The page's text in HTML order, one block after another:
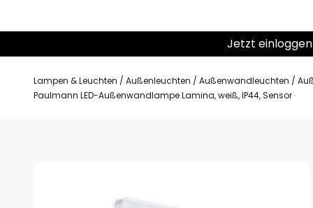
Jetzt
Lampen & Leuchten Außenleuchten Außenwandleuchten
Paulmann LED-Außenwandlampe Lamina, weiß, IP44, Sensor